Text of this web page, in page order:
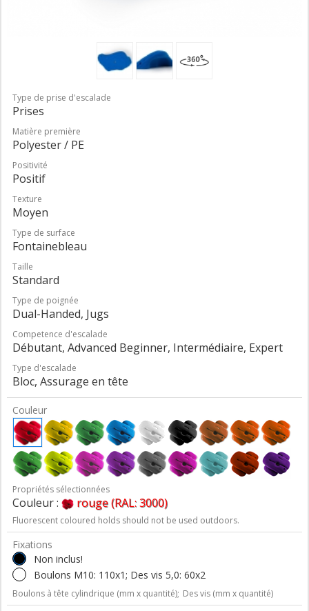
Type de prise d'escalade
Prises
Matière première
Polyester / PE
Positivité
Positif
Texture
Moyen
Type de surface
Fontainebleau
Taille
Standard
Type de poignée
Dual-Handed, Jugs
Competence d'escalade
Débutant, Advanced Beginner, Intermédiaire, Expert
Type d'escalade
Bloc, Assurage en tête
Couleur
Propriétés sélectionnées
Couleur : rouge (RAL: 3000)
Fluorescent coloured holds should not be used outdoors.
Fixations
Non inclus!
Boulons M10: 110x1; Des vis 5,0: 60x2
Boulons à tête cylindrique (mm x quantité); Des vis (mm x quantité)